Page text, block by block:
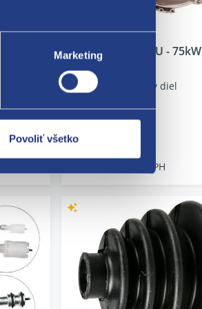
Marketing
Povoliť všetko
Prevodovka DUU - 75kW
Kód: 60914
Stav dielu: použitý diel
skladom 4 ks
220.98 EUR
179.66 EUR bez DPH